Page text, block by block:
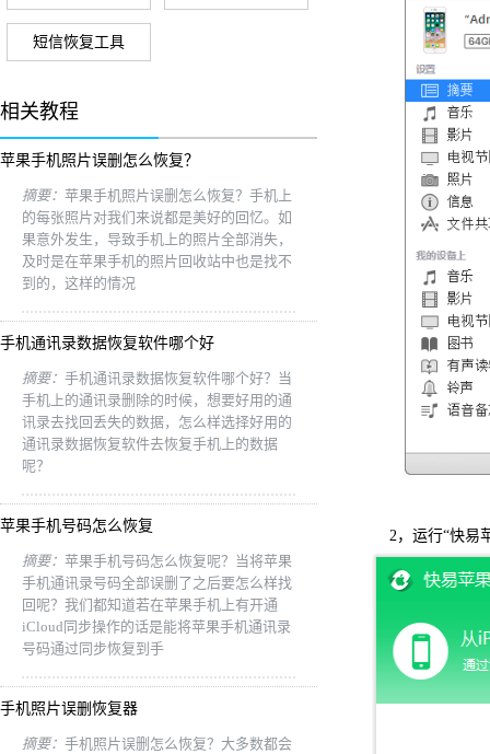
短信恢复工具
相关教程
苹果手机照片误删怎么恢复？
摘要： 苹果手机照片误删怎么恢复？手机上
的每张照片对我们来说都是美好的回忆。如
果意外发生，导致手机上的照片全部消失，
及时是在苹果手机的照片回收站中也是找不
到的，这样的情况
手机通讯录数据恢复软件哪个好
摘要： 手机通讯录数据恢复软件哪个好？当
手机上的通讯录删除的时候，想要好用的通
讯录去找回丢失的数据，怎么样选择好用的
通讯录数据恢复软件去恢复手机上的数据
呢？
苹果手机号码怎么恢复
摘要： 苹果手机号码怎么恢复呢？当将苹果
手机通讯录号码全部误删了之后要怎么样找
回呢？我们都知道若在苹果手机上有开通
iCloud同步操作的话是能将苹果手机通讯录
号码通过同步恢复到手
手机照片误删恢复器
摘要： 手机照片误删怎么恢复？大多数都会
2，运行“快易